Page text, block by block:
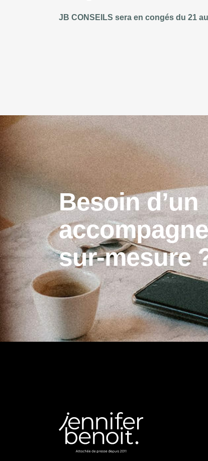
JB CONSEILS sera en congés du 21
Besoin d’un
accompagne
sur-mesure